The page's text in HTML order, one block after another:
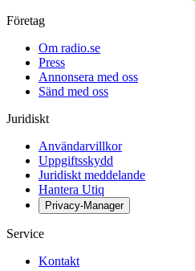
Företag
Om radio.se
Press
Annonsera med oss
Sänd med oss
Juridiskt
Användarvillkor
Uppgiftsskydd
Juridiskt meddelande
Hantera Utiq
Privacy-Manager
Service
Kontakt